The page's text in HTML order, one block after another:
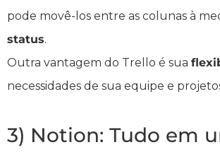
pode movê-los entre as colunas à
status.
Outra vantagem do Trello é sua
necessidades de sua equipe e
3) Notion: Tudo em